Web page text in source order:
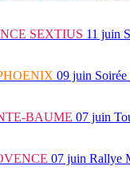
SEXTIUS 11 juin
09 juin Soirée
BAUME 07 juin
07 juin Rallye